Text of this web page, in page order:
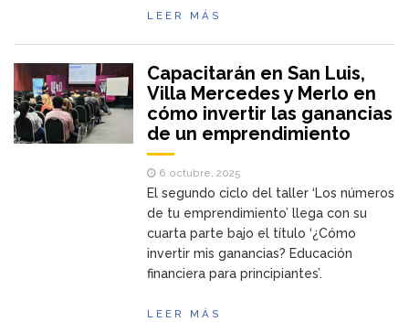
LEER MÁS
Capacitarán en San Luis,
Villa Mercedes y Merlo en
cómo invertir las ganancias
de un emprendimiento
6 octubre, 2025
El segundo ciclo del taller ‘Los números
de tu emprendimiento’ llega con su
cuarta parte bajo el título ‘¿Cómo
invertir mis ganancias? Educación
financiera para principiantes’.
LEER MÁS